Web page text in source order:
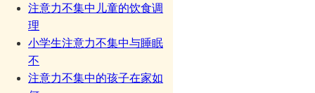
注意力不集中儿童的饮食调
理
小学生注意力不集中与睡眠
不
注意力不集中的孩子在家如